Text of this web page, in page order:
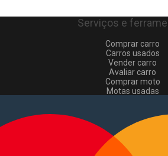
Serviços e
Comprar carro
Carros usados
Vender carro
Avaliar carro
Comprar moto
Motas usadas
Comerciais usados
Vender comerciais
Informações